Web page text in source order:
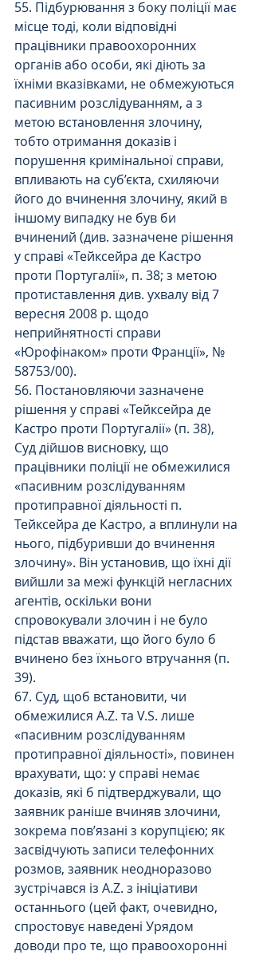
55. Підбурювання з боку поліції має
місце тоді, коли відповідні
працівники правоохоронних
органів або особи, які діють за
їхніми вказівками, не обмежуються
пасивним розслідуванням, а з
метою встановлення злочину,
тобто отримання доказів і
порушення кримінальної справи,
впливають на суб’єкта, схиляючи
його до вчинення злочину, який в
іншому випадку не був би
вчинений (див. зазначене рішення
у справі «Тейксейра де Кастро
проти Португалії», п. 38; з метою
протиставлення див. ухвалу від 7
вересня 2008 р. щодо
неприйнятності справи
«Юрофінаком» проти Франції», №
58753/00).
56. Постановляючи зазначене
рішення у справі «Тейксейра де
Кастро проти Португалії» (п. 38),
Суд дійшов висновку, що
працівники поліції не обмежилися
«пасивним розслідуванням
протиправної діяльності п.
Тейксейра де Кастро, а вплинули на
нього, підбуривши до вчинення
злочину». Він установив, що їхні дії
вийшли за межі функцій негласних
агентів, оскільки вони
спровокували злочин і не було
підстав вважати, що його було б
вчинено без їхнього втручання (п.
39).
67. Суд, щоб встановити, чи
обмежилися A.Z. та V.S. лише
«пасивним розслідуванням
протиправної діяльності», повинен
врахувати, що: у справі немає
доказів, які б підтверджували, що
заявник раніше вчиняв злочини,
зокрема пов’язані з корупцією; як
засвідчують записи телефонних
розмов, заявник неодноразово
зустрічався із A.Z. з ініціативи
останнього (цей факт, очевидно,
спростовує наведені Урядом
доводи про те, що правоохоронні